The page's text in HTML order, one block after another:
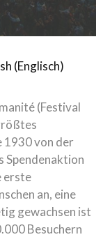
(Englisch)
(Festival
1930 von der
Spendenaktion
erste
an, eine
gewachsen ist
Besuchern